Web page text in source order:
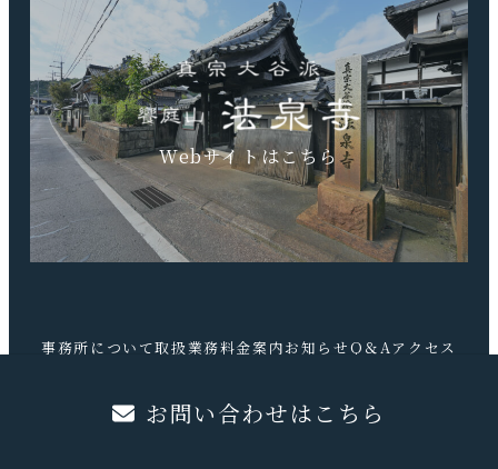
Webサイトはこちら
事務所について取扱業務料金案内お知らせQ＆Aアクセス
お問い合わせはこちら